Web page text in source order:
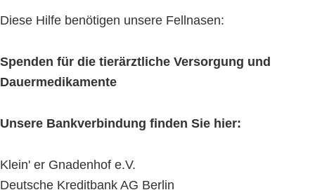
Diese Hilfe benötigen unsere Fellnasen:
Spenden für die tierärztliche Versorgung und
Dauermedikamente
Unsere Bankverbindung finden Sie hier:
Klein' er Gnadenhof e.V.
Deutsche Kreditbank AG Berlin